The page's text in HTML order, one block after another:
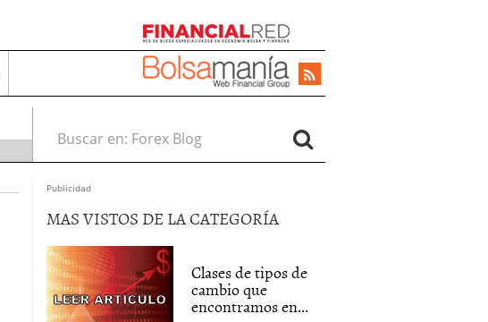
Buscar en:
Publicidad
MAS VISTOS DE LA CATEGORÍA
Clases de tipos de
cambio que
encontramos en...